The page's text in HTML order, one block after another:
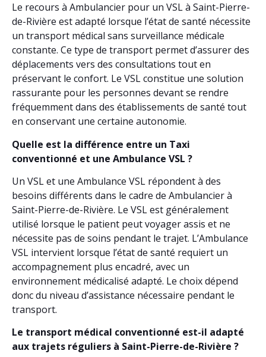
Le recours à Ambulancier pour un VSL à Saint-Pierre-
de-Rivière est adapté lorsque l’état de santé nécessite
un transport médical sans surveillance médicale
constante. Ce type de transport permet d’assurer des
déplacements vers des consultations tout en
préservant le confort. Le VSL constitue une solution
rassurante pour les personnes devant se rendre
fréquemment dans des établissements de santé tout
en conservant une certaine autonomie.
Quelle est la différence entre un Taxi
conventionné et une Ambulance VSL ?
Un VSL et une Ambulance VSL répondent à des
besoins différents dans le cadre de Ambulancier à
Saint-Pierre-de-Rivière. Le VSL est généralement
utilisé lorsque le patient peut voyager assis et ne
nécessite pas de soins pendant le trajet. L’Ambulance
VSL intervient lorsque l’état de santé requiert un
accompagnement plus encadré, avec un
environnement médicalisé adapté. Le choix dépend
donc du niveau d’assistance nécessaire pendant le
transport.
Le transport médical conventionné est-il adapté
aux trajets réguliers à Saint-Pierre-de-Rivière ?